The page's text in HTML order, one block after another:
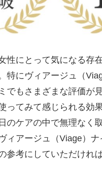
性にとって気になる存
特にヴィアージュ（
でもさまざまな評価が
ってみて感じられる効
のケアの中で無理なく
ィアージュ（Viage）
参考にしていただけれ